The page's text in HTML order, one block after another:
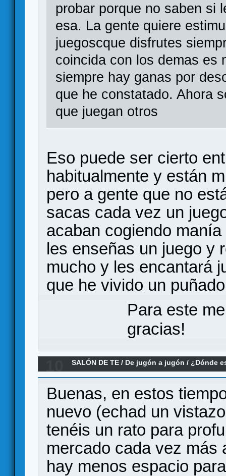
probar porque no saben si
esa. La gente quiere
juegoscque disfrutes
coincida con los demas es
siempre hay ganas por
que he constatado. Ahora
que juegan otros
Eso puede ser cierto
habitualmente y están
pero a gente que no
sacas cada vez un
acaban cogiendo
les enseñas un juego y
mucho y les encantará
que he vivido un
Para este
gracias!
SALÓN DE TE / De jugón a jugón /¿Dónde
Buenas, en estos
nuevo (echad un
tenéis un rato para
mercado cada vez más
hay menos espacio